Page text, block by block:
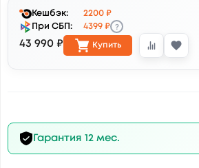
Кешбэк:
2200 ₽
При СБП:
4399 ₽ ?
43 990 ₽ Купить
Гарантия 12 мес.